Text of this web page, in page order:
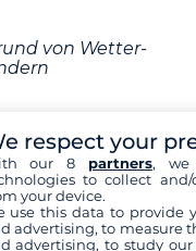
von Wetter-
sind, sind
respect your
our 8 partners, we
to collect
your device.
use this data to provide
advertising, to measure
advertising, to study